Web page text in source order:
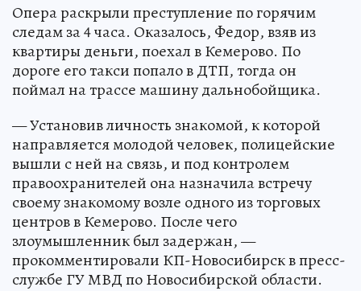
Опера раскрыли преступление по горячим
следам за 4 часа. Оказалось, Федор, взяв из
квартиры деньги, поехал в Кемерово. По
дороге его такси попало в ДТП, тогда он
поймал на трассе машину дальнобойщика.
— Установив личность знакомой, к которой
направляется молодой человек, полицейские
вышли с ней на связь, и под контролем
правоохранителей она назначила встречу
своему знакомому возле одного из торговых
центров в Кемерово. После чего
злоумышленник был задержан, —
прокомментировали КП-Новосибирск в пресс-
службе ГУ МВД по Новосибирской области.